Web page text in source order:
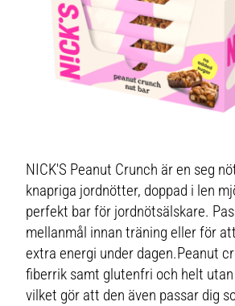
NICK'S Peanut Crunch är en seg
knapriga jordnötter, doppad i len
perfekt bar för jordnötsälskare.
mellanmål innan träning eller för
extra energi under dagen.Peanut
fiberrik samt glutenfri och helt
vilket gör att den även passar dig